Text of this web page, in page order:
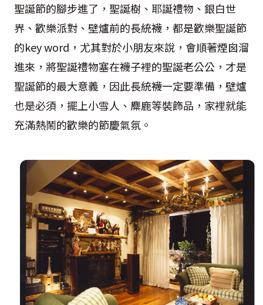
聖誕節的腳步進了，聖誕樹、耶誕禮物、銀白世
界、歡樂派對、壁爐前的長統襪，都是歡樂聖誕節
的key word，尤其對於小朋友來說，會順著煙囪溜
進來，將聖誕禮物塞在襪子裡的聖誕老公公，才是
聖誕節的最大意義，因此長統襪一定要準備，壁爐
也是必須，擺上小雪人、麋鹿等裝飾品，家裡就能
充滿熱鬧的歡樂的節慶氣氛。